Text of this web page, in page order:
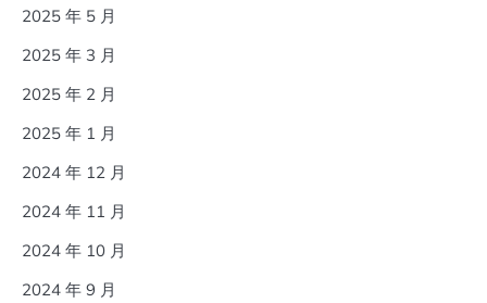
2025 年 5 月
2025 年 3 月
2025 年 2 月
2025 年 1 月
2024 年 12 月
2024 年 11 月
2024 年 10 月
2024 年 9 月